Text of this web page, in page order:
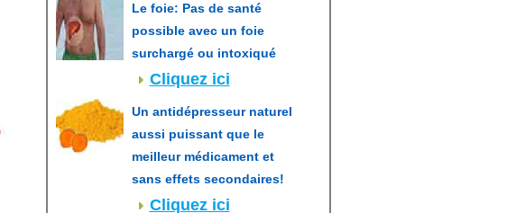
Le foie: Pas de santé
possible avec un foie
surchargé ou intoxiqué
Cliquez ici
Un antidépresseur naturel
aussi puissant que le
meilleur médicament et
sans effets secondaires!
Cliquez ici